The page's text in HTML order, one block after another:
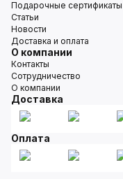
Подарочные сертификаты
Статьи
Новости
Доставка и оплата
О компании
Контакты
Сотрудничество
О компании
Доставка
Оплата